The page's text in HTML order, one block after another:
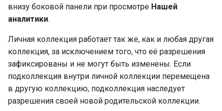
внизу боковой панели при просмотре Нашей
аналитики.
Личная коллекция работает так же, как и любая другая
коллекция, за исключением того, что её разрешения
зафиксированы и не могут быть изменены. Если
подколлекция внутри личной коллекции перемещена
в другую коллекцию, подколлекция наследует
разрешения своей новой родительской коллекции.